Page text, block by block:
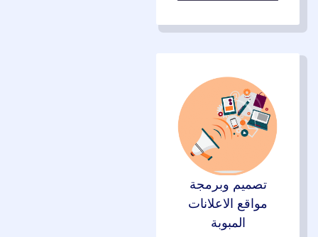
تصميم وبرمجة
مواقع الاعلانات
المبوبة